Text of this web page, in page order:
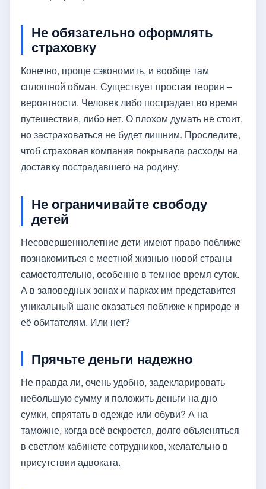
Не обязательно оформлять
страховку
Конечно, проще сэкономить, и вообще там
сплошной обман. Существует простая теория –
вероятности. Человек либо пострадает во время
путешествия, либо нет. О плохом думать не стоит,
но застраховаться не будет лишним. Проследите,
чтоб страховая компания покрывала расходы на
доставку пострадавшего на родину.
Не ограничивайте свободу
детей
Несовершеннолетние дети имеют право поближе
познакомиться с местной жизнью новой страны
самостоятельно, особенно в темное время суток.
А в заповедных зонах и парках им представится
уникальный шанс оказаться поближе к природе и
её обитателям. Или нет?
Прячьте деньги надежно
Не правда ли, очень удобно, задекларировать
небольшую сумму и положить деньги на дно
сумки, спрятать в одежде или обуви? А на
таможне, когда всё вскроется, долго объясняться
в светлом кабинете сотрудников, желательно в
присутствии адвоката.